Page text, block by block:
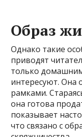
Образ
Однако такие
приводят
только
интересуют. Она
рамками.
она готова
показывает
что связано с